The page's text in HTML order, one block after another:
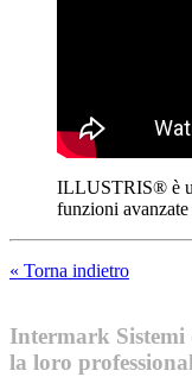
ILLUSTRIS® è
funzioni
« Torna indietro
Intermark
la loro